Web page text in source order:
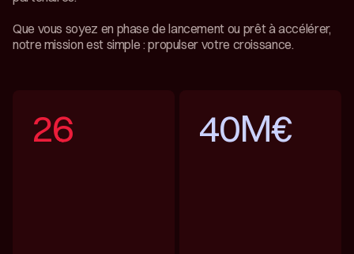
Que vous soyez en phase de lancement ou prêt à accélérer,
notre mission est simple : propulser votre croissance.
26 40M€